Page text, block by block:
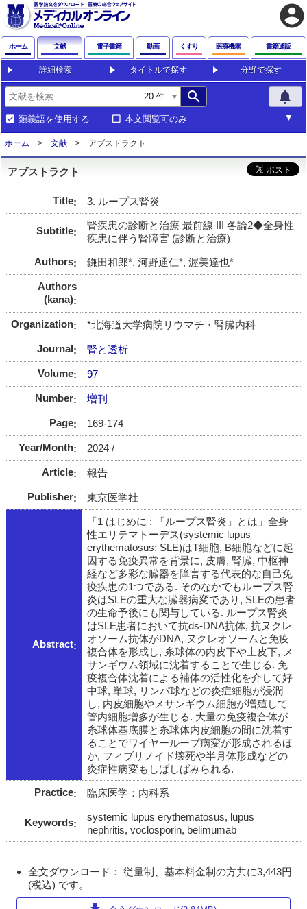
account_circle
ホーム 文献 電子書籍 動画 くすり 医療機器 書籍通販
詳細検索 タイトルで探す 分野で探す
search notifications
類義語を使用する 本文閲覧可のみ
ホーム 文献 アブストラクト
アブストラクト
Title 3. ループス腎炎
Subtitle
腎疾患の診断と治療 最前線 III 各論2◆全身性
疾患に伴う腎障害 (診断と治療)
Authors
鎌田和郎*, 河野通仁*, 渥美達也*
Authors
(kana)
Organization *北海道大学病院リウマチ・腎臓内科
Journal 腎と透析
Volume 97
Number 増刊
Page 169-174
Year/Month 2024 /
Article 報告
Publisher 東京医学社
Abstract
「1 はじめに : 「ループス腎炎」とは」全身
性エリテマトーデス(systemic lupus
erythematosus: SLE)はT細胞, B細胞などに起
因する免疫異常を背景に, 皮膚, 腎臓, 中枢神
経など多彩な臓器を障害する代表的な自己免
疫疾患の1つである. そのなかでもループス腎
炎はSLEの重大な臓器病変であり, SLEの患者
の生命予後にも関与している. ループス腎炎
はSLE患者において抗ds-DNA抗体, 抗ヌクレ
オソーム抗体がDNA, ヌクレオソームと免疫
複合体を形成し, 糸球体の内皮下や上皮下, メ
サンギウム領域に沈着することで生じる. 免
疫複合体沈着による補体の活性化を介して好
中球, 単球, リンパ球などの炎症細胞が浸潤
し, 内皮細胞やメサンギウム細胞が増殖して
管内細胞増多が生じる. 大量の免疫複合体が
糸球体基底膜と糸球体内皮細胞の間に沈着す
ることでワイヤーループ病変が形成されるほ
か, フィブリノイド壊死や半月体形成などの
炎症性病変もしばしばみられる.
Practice
臨床医学：内科系
Keywords
systemic lupus erythematosus, lupus
nephritis, voclosporin, belimumab
全文ダウンロード： 従量制、基本料金制の方共に3,443円
(税込) です。